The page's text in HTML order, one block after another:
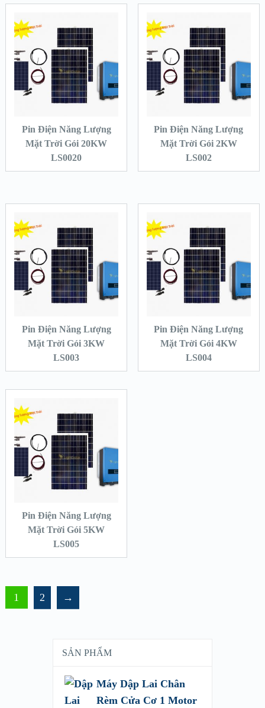
Pin Điện Năng Lượng
Mặt Trời Gói 20KW
LS0020
Pin Điện Năng Lượng
Mặt Trời Gói 2KW
LS002
Pin Điện Năng Lượng
Mặt Trời Gói 3KW
LS003
Pin Điện Năng Lượng
Mặt Trời Gói 4KW
LS004
Pin Điện Năng Lượng
Mặt Trời Gói 5KW
LS005
1 2 →
SẢN PHẨM
Máy Dập Lai Chân
Rèm Cửa Cơ 1 Motor